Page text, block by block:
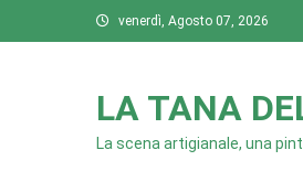
to
venerdì, Agosto 07, 2026
LA TANA
La scena artigianale, una